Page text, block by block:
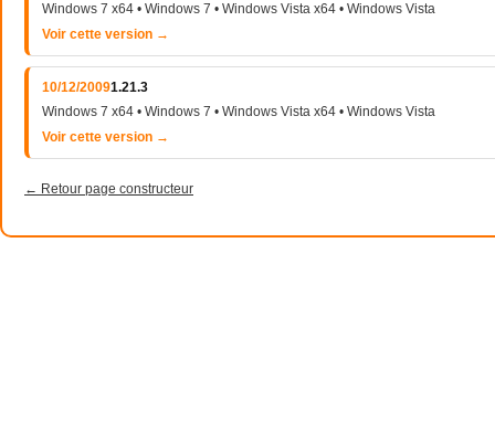
Windows 7 x64 • Windows 7 • Windows Vista x64 • Windows Vista
Voir cette version →
10/12/20091.21.3
Windows 7 x64 • Windows 7 • Windows Vista x64 • Windows Vista
Voir cette version →
← Retour page constructeur